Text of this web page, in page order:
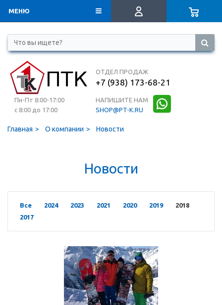
ОТДЕЛ ПРОДАЖ
+7 (938) 173-68-21
Пн-Пт 8:00-17:00
с 8:00 до 17:00
НАПИШИТЕ НАМ
SHOP@PT-K.RU
МЕНЮ
Главная О компании Новости
Новости
Все 2024 2023 2021 2020 2019
2018
2017